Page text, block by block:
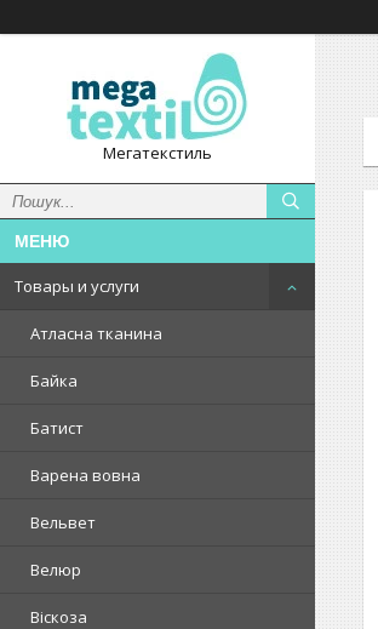
Мегатекстиль
Товары и услуги
Атласна тканина
Байка
Батист
Варена вовна
Вельвет
Велюр
Віскоза